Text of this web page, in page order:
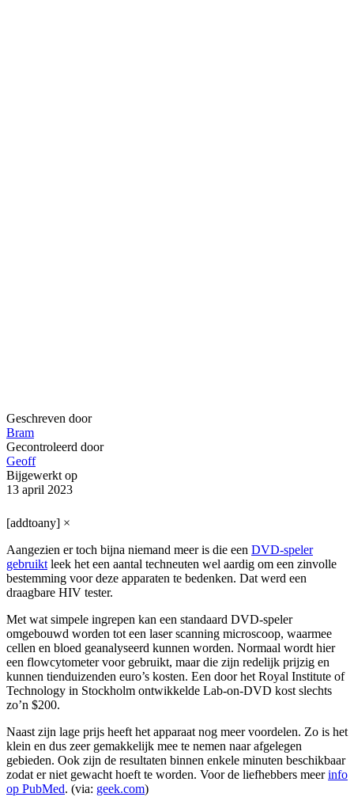
Geschreven door
Bram
Gecontroleerd door
Geoff
Bijgewerkt op
13 april 2023
[addtoany] ×
Aangezien er toch bijna niemand meer is die een DVD-speler
gebruiktleek het een aantal techneuten wel aardig om een zinvolle
bestemming voor deze apparaten te bedenken. Dat werd een
draagbare HIV tester.
Met wat simpele ingrepen kan een standaard DVD-speler
omgebouwd worden tot een laser scanning microscoop, waarmee
cellen en bloed geanalyseerd kunnen worden. Normaal wordt hier
een flowcytometer voor gebruikt, maar die zijn redelijk prijzig en
kunnen tienduizenden euro’s kosten. Een door het Royal Institute of
Technology in Stockholm ontwikkelde Lab-on-DVD kost slechts
zo’n $200.
Naast zijn lage prijs heeft het apparaat nog meer voordelen. Zo is het
klein en dus zeer gemakkelijk mee te nemen naar afgelegen
gebieden. Ook zijn de resultaten binnen enkele minuten beschikbaar
zodat er niet gewacht hoeft te worden. Voor de liefhebbers meerinfo
op PubMed. (via: geek.com)